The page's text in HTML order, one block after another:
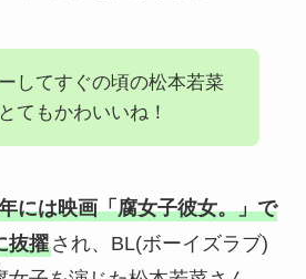
してすぐの頃の松本若菜
てもかわいいね！
には映画「腐女子彼女。」で
抜擢され、BL(ボーイズラブ)